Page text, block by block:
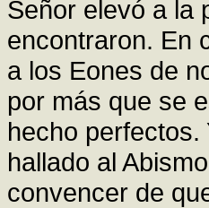
Señor elevó a la
encontraron. En
a los Eones de
por más que se
hecho
hallado al
convencer de